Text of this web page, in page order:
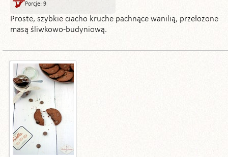
Porcje: 9
Proste, szybkie ciacho kruche pachnące wanilią, przełożone
masą śliwkowo-budyniową.